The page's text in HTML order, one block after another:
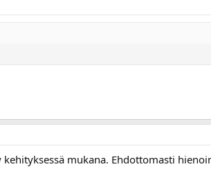
mukana. Ehdottomasti